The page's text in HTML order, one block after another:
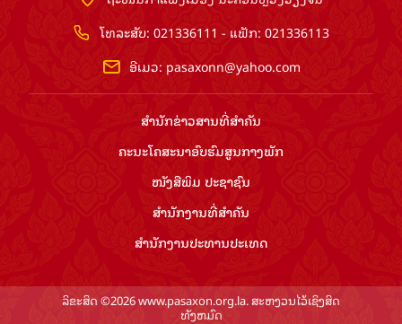
ສຳ​ນັກ​ຂ່າວ​ສານ​ທີ່​ສຳ​ຄັນ​
ໜັງສືພິມ ປະ​ຊາ​ຊົນ
ສຳ​ນັກ​ງານ​ທີ່​ສຳ​ຄັນ
ສຳ​ນັກ​ງານ​ປະ​ທານ​ປະ​ເທດ
ລິຂະສິດ ©2026 www.pasaxon.org.la. ສະຫງວນໄວ້ເຊິງສິດ